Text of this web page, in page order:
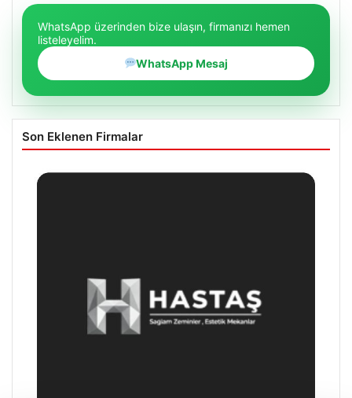
WhatsApp üzerinden bize ulaşın, firmanızı hemen
listeleyelim.
WhatsApp Mesaj
Son Eklenen Firmalar